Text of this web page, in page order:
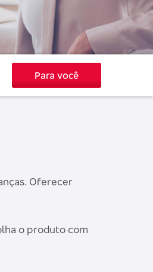
Para você
Oferecer
o produto com